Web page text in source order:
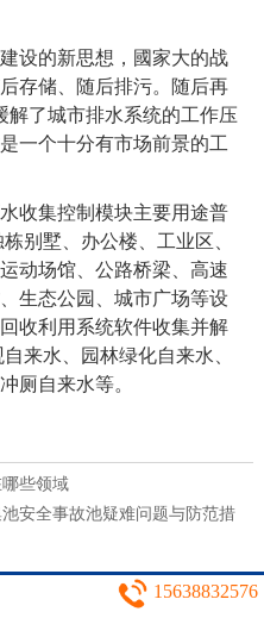
设的新思想，國家大的战
存储、随后排污。随后再
了城市排水系统的工作压
一个十分有市场前景的工
收集控制模块主要用途普
别墅、办公楼、工业区、
动场馆、公路桥梁、高速
生态公园、城市广场等设
收利用系统软件收集并解
来水、园林绿化自来水、
厕自来水等。
些领域
安全事故池疑难问题与防范措
15638832576